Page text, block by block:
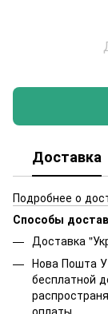
Доставка
Подробнее о
Способы
Доставка
Нова Пошта
бесплатной
оплаты.